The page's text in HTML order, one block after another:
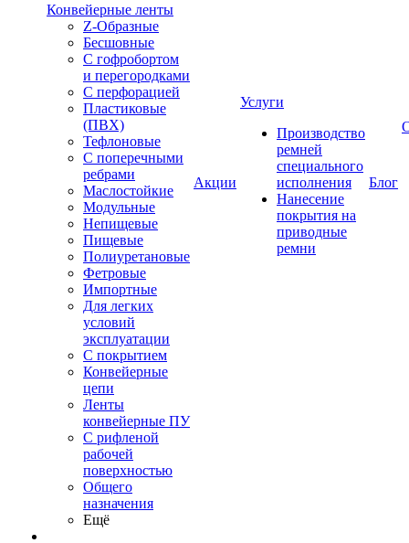
Конвейерные ленты
Z-Образные
Бесшовные
С гофробортом
и перегородками
С перфорацией
Пластиковые
(ПВХ)
Тефлоновые
С поперечными
ребрами
Маслостойкие
Модульные
Непищевые
Пищевые
Полиуретановые
Фетровые
Импортные
Для легких
условий
эксплуатации
С покрытием
Конвейерные
цепи
Ленты
конвейерные ПУ
С рифленой
рабочей
поверхностью
Общего
назначения
Ещё
Акции
Услуги
Производство
ремней
специального
исполнения
Нанесение
покрытия на
приводные
ремни
Блог